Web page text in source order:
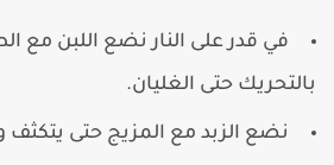
في قدر على النار نضع اللبن مع
حتى الغليان.
نضع الزبد مع المزيج حتى يتكثف